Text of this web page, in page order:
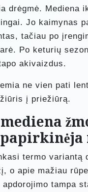
drėgmė. Mediena
Jo kaimynas
tačiau po
Po keturių
akivaizdus.
ne vien pati
į priežiūrą.
termo variantą
o apie mažiau
apdorojimo tampa